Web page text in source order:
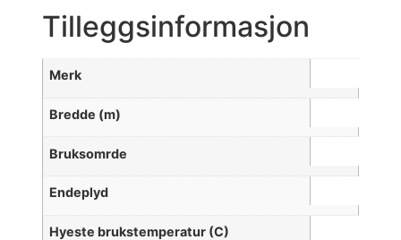
Tilleggsinformasjon
Merk
Bredde (m)
Bruksomrde
Endeplyd
Hyeste brukstemperatur (C)